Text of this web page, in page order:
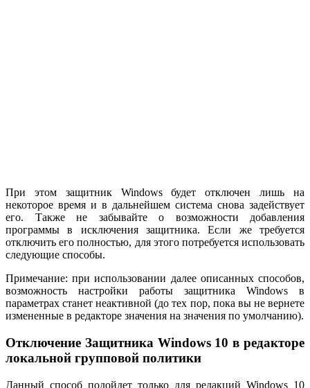
При этом защитник Windows будет отключен лишь на
некоторое время и в дальнейшем система снова задействует
его. Также не забывайте о возможности добавления
программы в исключения защитника. Если же требуется
отключить его полностью, для этого потребуется использовать
следующие способы.
Примечание: при использовании далее описанных способов,
возможность настройки работы защитника Windows в
параметрах станет неактивной (до тех пор, пока вы не вернете
измененные в редакторе значения на значения по умолчанию).
Отключение Защитника Windows 10 в редакторе
локальной групповой политики
Данный способ подойдет только для редакций Windows 10